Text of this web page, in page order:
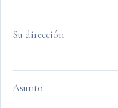
Su dirección
Asunto